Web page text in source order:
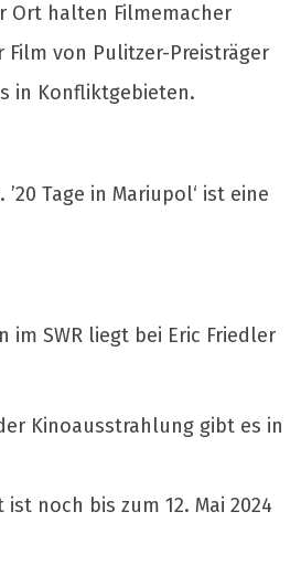
Ort halten Filmemacher
von Pulitzer-Preisträger
in Konfliktgebieten.
Tage in Mariupol‘ ist eine
im SWR liegt bei Eric Friedler
Kinoausstrahlung gibt es in
ist noch bis zum 12. Mai 2024